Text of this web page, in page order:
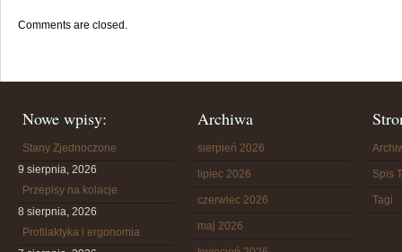
Comments are closed.
Nowe wpisy:
Stany Zjednoczone
9 sierpnia, 2026
Przepisy na kolacje
8 sierpnia, 2026
Profilaktyka i ergonomia
Archiwa
sierpień 2026
lipiec 2026
czerwiec 2026
maj 2026
Spis
Tagi